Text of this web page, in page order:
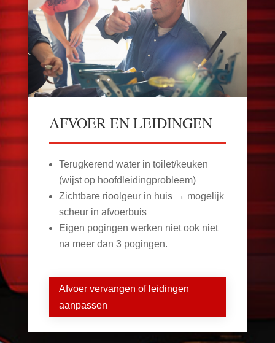
AFVOER EN LEIDINGEN
Terugkerend water in toilet/keuken
(wijst op hoofdleidingprobleem)
Zichtbare rioolgeur in huis → mogelijk
scheur in afvoerbuis
Eigen pogingen werken niet ook niet
na meer dan 3 pogingen.
Afvoer vervangen of leidingen
aanpassen